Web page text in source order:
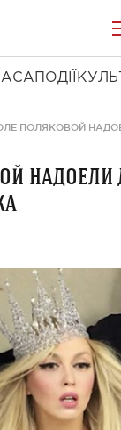
ПОДІЇ
ПОЛЯКОВОЙ
надоели